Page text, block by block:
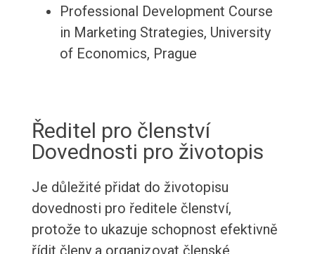
Professional Development Course
in Marketing Strategies, University
of Economics, Prague
Ředitel pro členství
Dovednosti pro životopis
Je důležité přidat do životopisu
dovednosti pro ředitele členství,
protože to ukazuje schopnost efektivně
řídit členy a organizovat členské